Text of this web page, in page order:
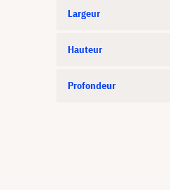
Largeur
Hauteur
Profondeur